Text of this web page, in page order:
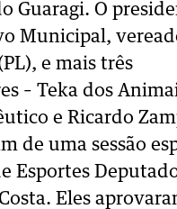
Guaragi. O
Municipal,
e mais três
– Teka dos
e Ricardo
de uma sessão
Esportes
Eles